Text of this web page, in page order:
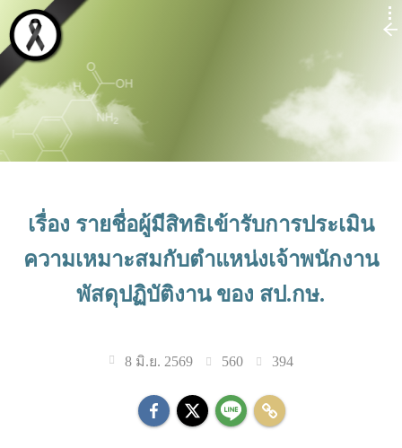
เรื่อง รายชื่อผู้มีสิทธิเข้ารับการประเมิน
ความเหมาะสมกับตำแหน่งเจ้าพนักงาน
พัสดุปฏิบัติงาน ของ สป.กษ.
8 มิ.ย. 2569 560 394